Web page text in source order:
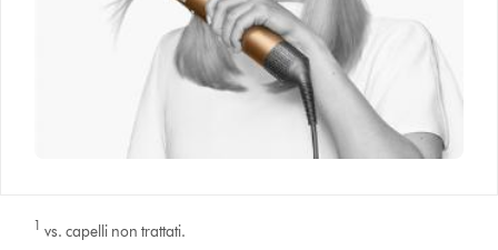
1 vs. capelli non trattati.